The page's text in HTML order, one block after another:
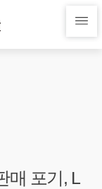
매 포기, L